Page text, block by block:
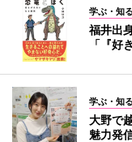
学ぶ・知る
福井出
「『好
学ぶ・知る
大野で
魅力発